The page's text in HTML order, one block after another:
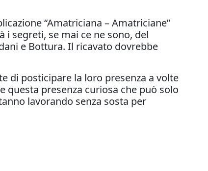
“Amatriciana – Amatriciane”
i segreti, se mai ce ne sono, del
e Bottura. Il ricavato dovrebbe
di posticipare la loro presenza a volte
questa presenza curiosa che può solo
lavorando senza sosta per